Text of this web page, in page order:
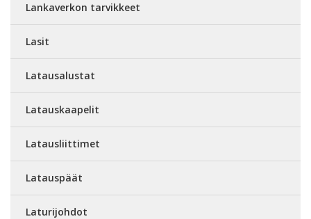
Lankaverkon tarvikkeet
Lasit
Latausalustat
Latauskaapelit
Latausliittimet
Latauspäät
Laturijohdot